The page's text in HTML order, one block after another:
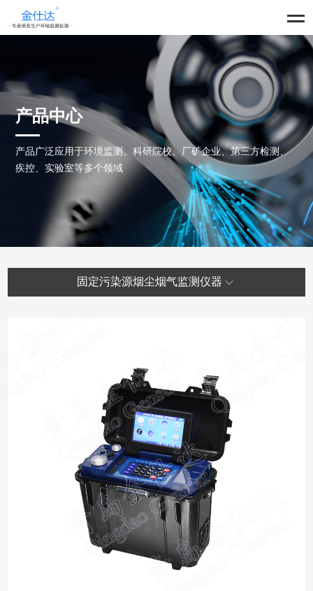
产品中心
产品广泛应用于环境监测、科研院校、厂矿企业、第三方检测、
疾控、实验室等多个领域
固定污染源烟尘烟气监测仪器